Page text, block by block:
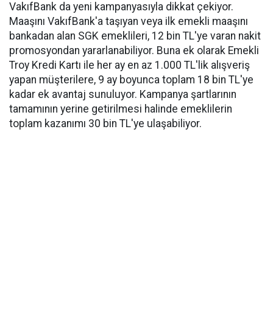
VakıfBank da yeni kampanyasıyla dikkat çekiyor.
Maaşını VakıfBank'a taşıyan veya ilk emekli maaşını
bankadan alan SGK emeklileri, 12 bin TL'ye varan nakit
promosyondan yararlanabiliyor. Buna ek olarak Emekli
Troy Kredi Kartı ile her ay en az 1.000 TL'lik alışveriş
yapan müşterilere, 9 ay boyunca toplam 18 bin TL'ye
kadar ek avantaj sunuluyor. Kampanya şartlarının
tamamının yerine getirilmesi halinde emeklilerin
toplam kazanımı 30 bin TL'ye ulaşabiliyor.